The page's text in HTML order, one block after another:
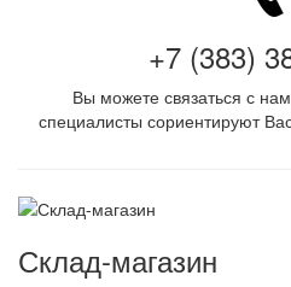
+7 (383)
Вы можете связаться с
специалисты сориентируют
Склад-магазин